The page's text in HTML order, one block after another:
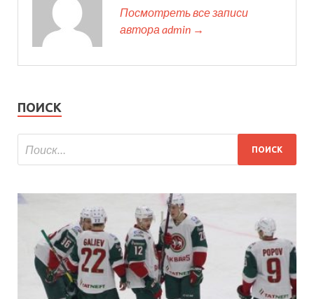
Посмотреть все записи
автора admin →
ПОИСК